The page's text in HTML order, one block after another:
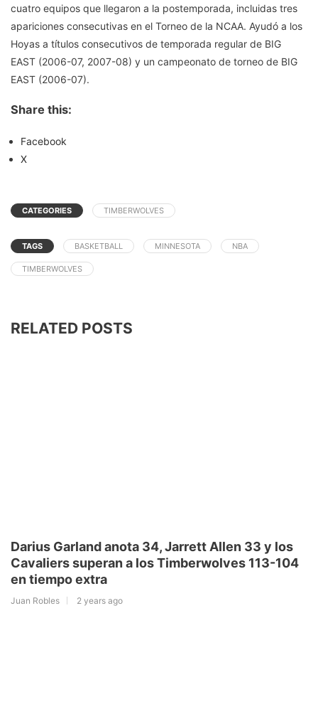
cuatro equipos que llegaron a la postemporada, incluidas tres
apariciones consecutivas en el Torneo de la NCAA. Ayudó a los
Hoyas a títulos consecutivos de temporada regular de BIG
EAST (2006-07, 2007-08) y un campeonato de torneo de BIG
EAST (2006-07).
Share this:
Facebook
X
CATEGORIES TIMBERWOLVES
TAGS BASKETBALL MINNESOTA NBA
TIMBERWOLVES
RELATED POSTS
Darius Garland anota 34, Jarrett Allen 33 y los
Cavaliers superan a los Timberwolves 113-104
en tiempo extra
Juan Robles 2 years ago